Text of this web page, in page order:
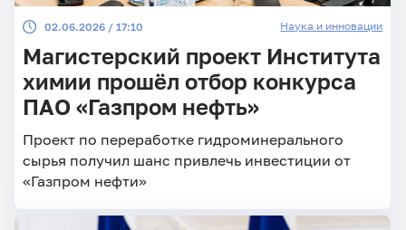
02.06.2026 / 17:10 Наука и инновации
Магистерский проект Института
химии прошёл отбор конкурса
ПАО «Газпром нефть»
Проект по переработке гидроминерального
сырья получил шанс привлечь инвестиции от
«Газпром нефти»